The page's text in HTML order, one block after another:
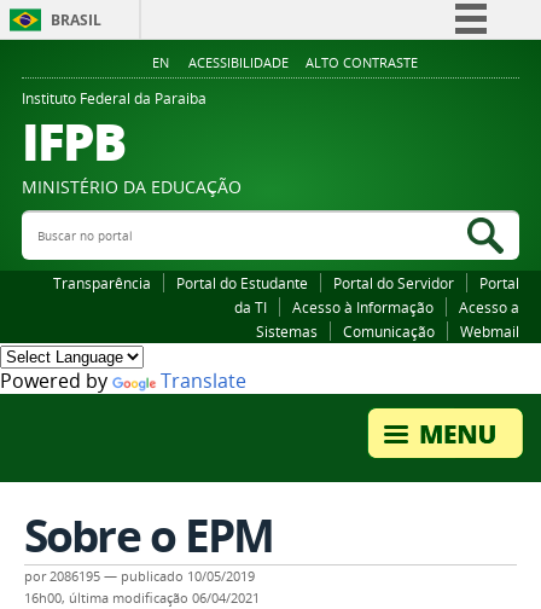
BRASIL
Simplifique!
Legislação
EN ACESSIBILIDADE ALTO CONTRASTE
Instituto Federal da Paraiba
IFPB
MINISTÉRIO DA EDUCAÇÃO
Buscar no portal
Transparência Portal do Estudante Portal do Servidor
Portal
da TI
Acesso à Informação
Acesso a
Sistemas
Comunicação Webmail
Powered by Translate
Sobre o EPM
por2086195 — publicado 10/05/2019
16h00, última modificação 06/04/2021